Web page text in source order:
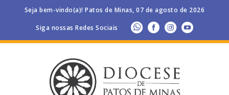
Seja bem-vindo(a)! Patos de Minas, 07 de agosto de 2026
Siga nossas Redes Sociais